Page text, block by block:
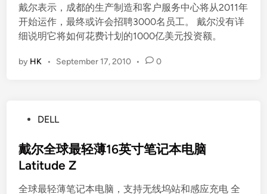
戴尔表示，成都的生产制造和客户服务中心将从2011年
开始运作，最终或许会招聘3000名员工。 戴尔没有详
细说明它将如何花费计划的1000亿美元投资额。
by HK • September 17, 2010 • 0
s
t
d
DELL
戴尔全球最轻薄16英寸笔记本电脑
Latitude Z
全球最轻薄笔记本电脑，支持无线坞站和感应充电 全